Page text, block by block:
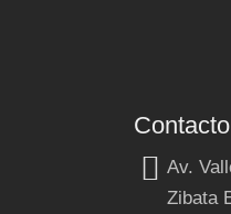
Contacto
Av.
Zibata